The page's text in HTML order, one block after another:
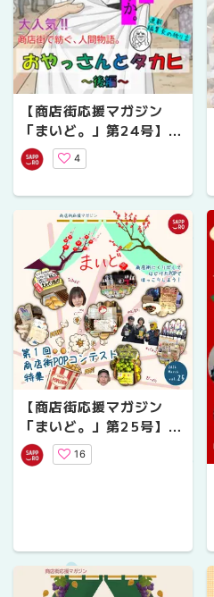
【商店街応援マガジン
「まいど。」第24号】愛
と感動の商店街ストーリ
ー おやっさんとタカヒ
4
【商店街応援マガジン
「まいど。」第25号】第
１回商店街POPコンテス
ト特集
16